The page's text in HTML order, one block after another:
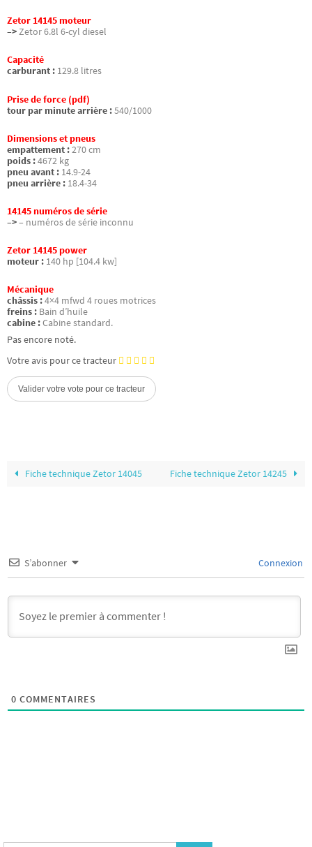
Zetor 14145 moteur
–>Zetor 6.8l 6-cyl diesel
Capacité
carburant : 129.8 litres
Prise de force (pdf)
tour par minute arrière :540/1000
Dimensions et pneus
empattement :270 cm
poids :4672 kg
pneu avant : 14.9-24
pneu arrière : 18.4-34
14145 numéros de série
–>– numéros de série inconnu
Zetor 14145 power
moteur : 140 hp [104.4 kw]
Mécanique
châssis :4×4 mfwd 4 roues motrices
freins : Bain d’huile
cabine :Cabine standard.
Pas encore noté.
Votre avis pour ce tracteur
Fiche technique Zetor 14045 Fiche technique Zetor 14245
S’abonner Connexion
0 COMMENTAIRES